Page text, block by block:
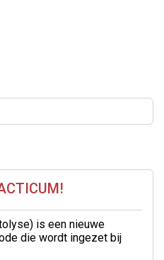
is een nieuwe
die wordt ingezet bij